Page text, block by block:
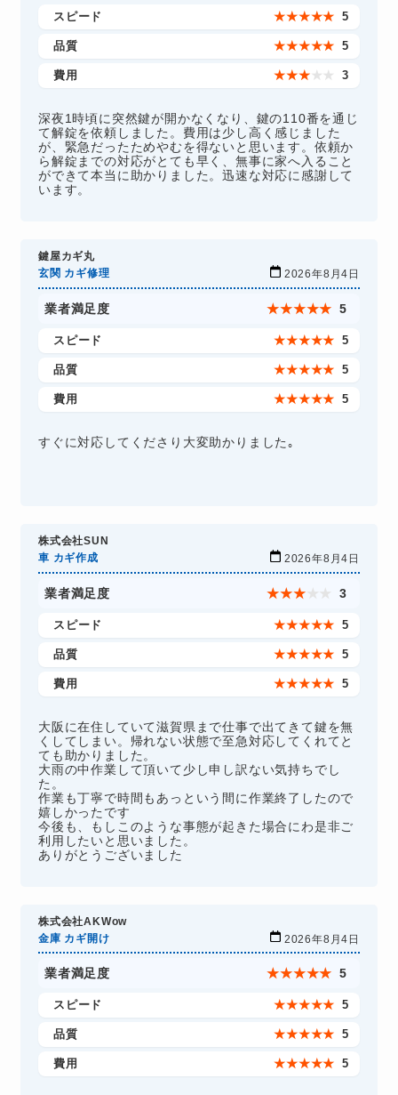
スピード ★★★★★ 5
品質 ★★★★★ 5
費用 ★★★ ★ ★ 3
深夜1時頃に突然鍵が開かなくなり、鍵の110番を通じ
て解錠を依頼しました。費用は少し高く感じました
が、緊急だったためやむを得ないと思います。依頼か
ら解錠までの対応がとても早く、無事に家へ入ること
ができて本当に助かりました。迅速な対応に感謝して
います。
鍵屋カギ丸
玄関 カギ修理
2026年8月4日
業者満足度 ★★★★★ 5
スピード ★★★★★ 5
品質 ★★★★★ 5
費用 ★★★★★ 5
すぐに対応してくださり大変助かりました｡
株式会社SUN
車 カギ作成
2026年8月4日
業者満足度 ★★★ ★ ★ 3
スピード ★★★★★ 5
品質 ★★★★★ 5
費用 ★★★★★ 5
大阪に在住していて滋賀県まで仕事で出てきて鍵を無
くしてしまい。帰れない状態で至急対応してくれてと
ても助かりました。
大雨の中作業して頂いて少し申し訳ない気持ちでし
た。
作業も丁寧で時間もあっという間に作業終了したので
嬉しかったです
今後も、もしこのような事態が起きた場合にわ是非ご
利用したいと思いました。
ありがとうございました
株式会社AKWow
金庫 カギ開け
2026年8月4日
業者満足度 ★★★★★ 5
スピード ★★★★★ 5
品質 ★★★★★ 5
費用 ★★★★★ 5